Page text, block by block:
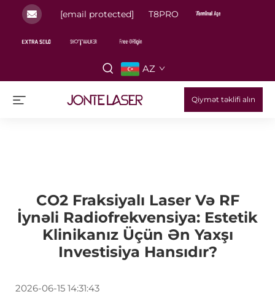
[email protected] T8PRO
AZ
Qiymət təklifi alın
CO2 Fraksiyalı Laser Və RF
İynəli Radiofrekvensiya: Estetik
Klinikanız Üçün Ən Yaxşı
Investisiya Hansıdır?
2026-06-15 14:31:43